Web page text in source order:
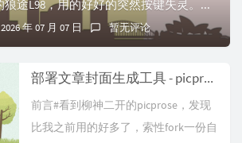
前几天发文提到的狼途L98，用的好好的突然按键失灵。当时以为调好了，后来发现还是会100%复现问题，只不过是问题周期延长了。想起当时加钱买了京东延保，于是...
2026 年 07 月 07 日 暂无评论
部署文章封面生成工具 - picprose
前言#看到柳神二开的picprose，发现
比我之前用的好多了，索性fork一份自